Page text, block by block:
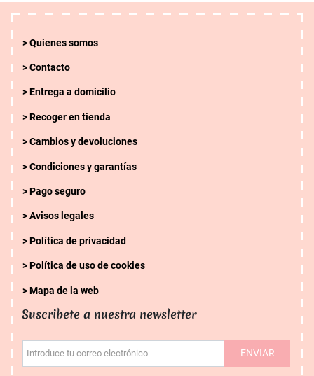
Quienes somos
Contacto
Entrega a domicilio
Recoger en tienda
Cambios y devoluciones
Condiciones y garantías
Pago seguro
Avisos legales
Política de privacidad
Política de uso de cookies
Mapa de la web
Suscribete a nuestra newsletter
Introduce tu correo electrónico ENVIAR